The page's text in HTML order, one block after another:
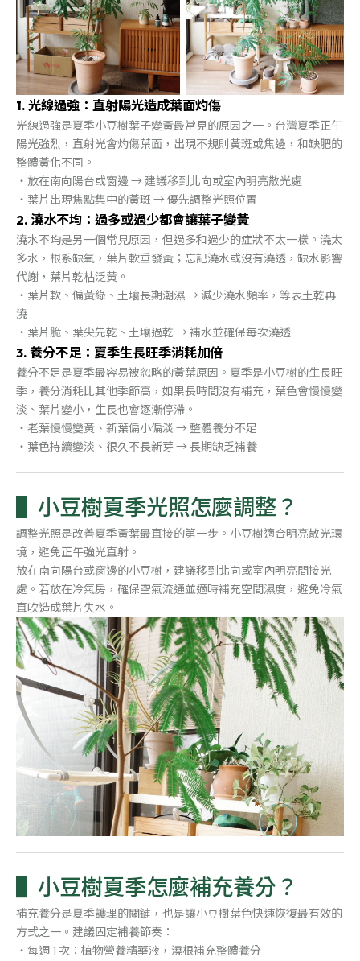
1. 光線過強：直射陽光造成葉面灼傷
光線過強是夏季小豆樹葉子變黃最常見的原因之一。台灣夏季正午
陽光強烈，直射光會灼傷葉面，出現不規則黃斑或焦邊，和缺肥的
整體黃化不同。
・放在南向陽台或窗邊 → 建議移到北向或室內明亮散光處
・葉片出現焦點集中的黃斑 → 優先調整光照位置
2. 澆水不均：過多或過少都會讓葉子變黃
澆水不均是另一個常見原因，但過多和過少的症狀不太一樣。澆太
多水，根系缺氧，葉片軟垂發黃；忘記澆水或沒有澆透，缺水影響
代謝，葉片乾枯泛黃。
・葉片軟、偏黃綠、土壤長期潮濕 → 減少澆水頻率，等表土乾再
澆
・葉片脆、葉尖先乾、土壤過乾 → 補水並確保每次澆透
3. 養分不足：夏季生長旺季消耗加倍
養分不足是夏季最容易被忽略的黃葉原因。夏季是小豆樹的生長旺
季，養分消耗比其他季節高，如果長時間沒有補充，葉色會慢慢變
淡、葉片變小，生長也會逐漸停滯。
・老葉慢慢變黃、新葉偏小偏淡 → 整體養分不足
・葉色持續變淡、很久不長新芽 → 長期缺乏補養
小豆樹夏季光照怎麼調整？
調整光照是改善夏季黃葉最直接的第一步。小豆樹適合明亮散光環
境，避免正午強光直射。
放在南向陽台或窗邊的小豆樹，建議移到北向或室內明亮間接光
處。若放在冷氣房，確保空氣流通並適時補充空間濕度，避免冷氣
直吹造成葉片失水。
小豆樹夏季怎麼補充養分？
補充養分是夏季護理的關鍵，也是讓小豆樹葉色快速恢復最有效的
方式之一。建議固定補養節奏：
・每週 1 次：植物營養精華液，澆根補充整體養分